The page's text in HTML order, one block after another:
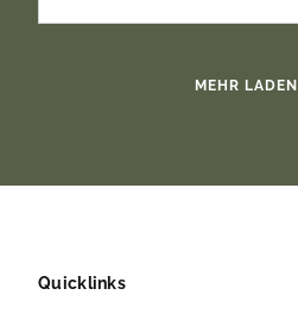
MEHR LADEN
Quicklinks